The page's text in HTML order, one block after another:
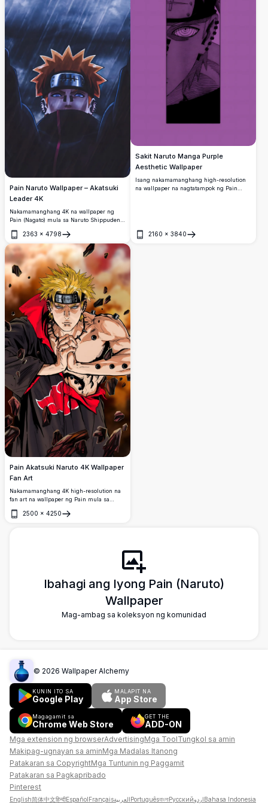
Pain Naruto Wallpaper – Akatsuki
Leader 4K
Nakamamanghang 4K na wallpaper ng
Pain (Nagato) mula sa Naruto Shippuden,
kanyang iconic na Rinnegan na mga mata,
matinik na orange na buhok, at Akatsuki
cloak.
2363 × 4798
Buksan
Sakit Naruto Manga Purple
Aesthetic Wallpaper
Isang nakamamanghang high-resolution
na wallpaper na nagtatampok ng Pain
2160 × 3840
Buksan
Pain Akatsuki Naruto 4K Wallpaper
Fan Art
Nakamamanghang 4K high-resolution na
fan art na wallpaper ng Pain mula sa
na may mga mata na Rinnegan,
2500 × 4250
Buksan
Ibahagi ang Iyong Pain (Naruto)
Wallpaper
Mag-ambag sa koleksyon ng komunidad
© 2026 Wallpaper Alchemy
KUNIN ITO SA
Google Play
MALAPIT NA
App Store
Magagamit sa
Chrome Web Store
GET THE
ADD-ON
Mga extension ng browserAdvertisingMga ToolTungkol sa amin
Makipag-ugnayan sa aminMga Madalas Itanong
Patakaran sa CopyrightMga Tuntunin ng Paggamit
Patakaran sa Pagkapribado
Pinterest
English简体中文हिन्दीEspañolFrançaisالعربيةPortuguêsবাংলাРусскийاردوBahasa Indonesia